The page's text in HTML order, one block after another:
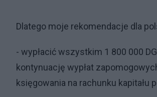
Dlatego moje rekomendacje dla
- wypłacić wszystkim 1 800 000
kontynuację wypłat
księgowania na rachunku kapitału